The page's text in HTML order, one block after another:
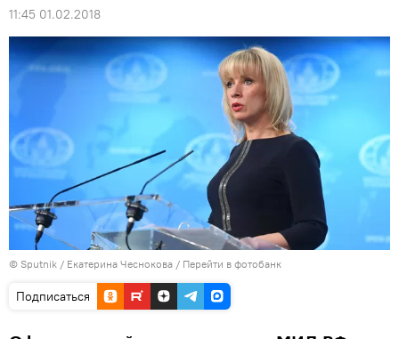
11:45 01.02.2018
© Sputnik / Екатерина Чеснокова / Перейти в фотобанк
Подписаться